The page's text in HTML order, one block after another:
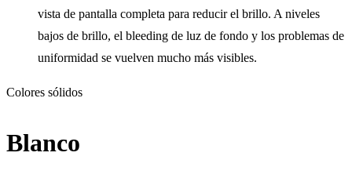
vista de pantalla completa para reducir el brillo. A niveles
bajos de brillo, el bleeding de luz de fondo y los problemas de
uniformidad se vuelven mucho más visibles.
Colores sólidos
Blanco